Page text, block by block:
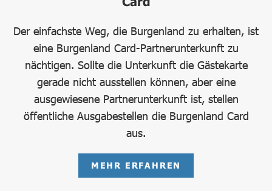
Der einfachste Weg, die Burgenland zu erhalten, ist
eine Burgenland Card-Partnerunterkunft zu
nächtigen. Sollte die Unterkunft die Gästekarte
gerade nicht ausstellen können, aber eine
ausgewiesene Partnerunterkunft ist, stellen
öffentliche Ausgabestellen die Burgenland Card
aus.
MEHR ERFAHREN